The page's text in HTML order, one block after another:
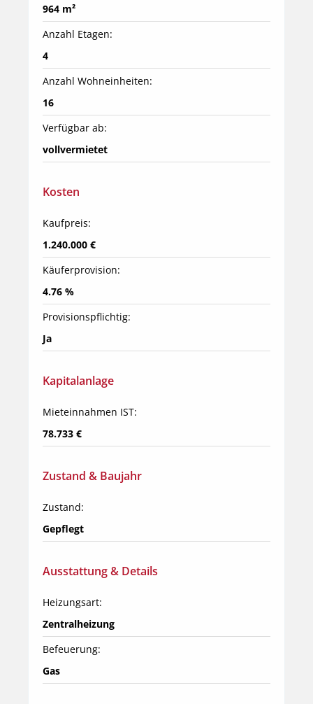
964 m²
Anzahl Etagen:
4
Anzahl Wohneinheiten:
16
Verfügbar ab:
vollvermietet
Kosten
Kaufpreis:
1.240.000 €
Käuferprovision:
4.76 %
Provisionspflichtig:
Ja
Kapitalanlage
Mieteinnahmen IST:
78.733 €
Zustand & Baujahr
Zustand:
Gepflegt
Ausstattung & Details
Heizungsart:
Zentralheizung
Befeuerung:
Gas